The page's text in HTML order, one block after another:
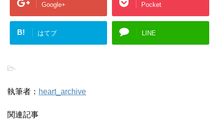
Google+ Pocket
B! はてブ LINE
-
執筆者： heart_archive
関連記事